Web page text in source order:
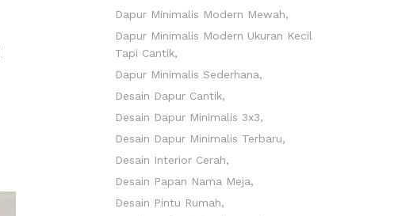
Dapur Minimalis Modern Mewah
Dapur Minimalis Modern Ukuran Kecil
Tapi Cantik
Dapur Minimalis Sederhana
Desain Dapur Cantik
Desain Dapur Minimalis 3x3
Desain Dapur Minimalis Terbaru
Desain Interior Cerah
Desain Papan Nama Meja
Desain Pintu Rumah